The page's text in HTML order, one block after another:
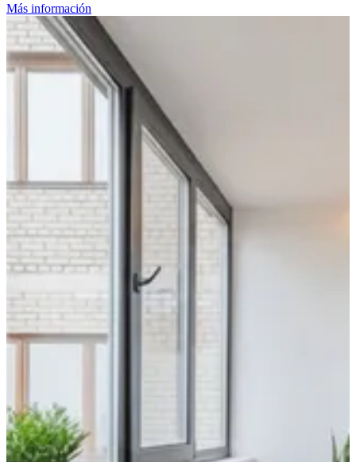
Más información